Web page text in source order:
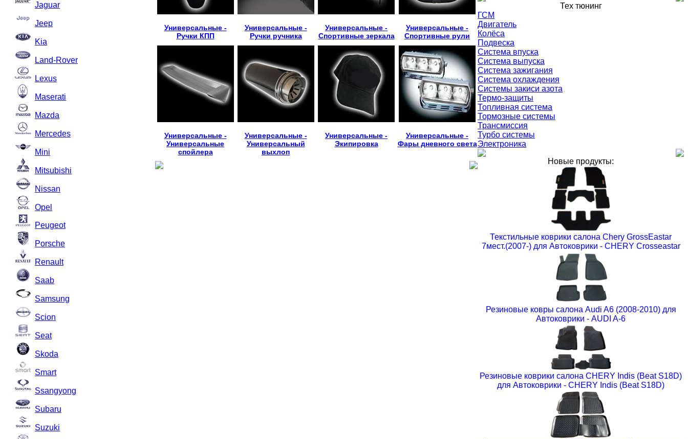
Jaguar
Jeep
Kia
Land-Rover
Lexus
Maserati
Mazda
Mercedes
Mini
Mitsubishi
Nissan
Opel
Peugeot
Porsche
Renault
Saab
Samsung
Scion
Seat
Skoda
Smart
Ssangyong
Subaru
Suzuki
Универсальные -
Ручки КПП
Универсальные -
Ручки ручника
Универсальные -
Спортивные зеркала
Универсальные -
Спортивные рули
Универсальные -
Универсальные
спойлера
Универсальные -
Универсальный
выхлоп
Универсальные -
Экипировка
Универсальные -
Фары дневного света
Тех тюнинг
ГСМ
Двигатель
Колёса
Подвеска
Система впуска
Система выпуска
Система зажигания
Система охлаждения
Системы закиси азота
Термо-защиты
Топливная система
Тормозные системы
Трансмиссия
Турбо системы
Электроника
Новые продукты:
Текстильные коврики салона Chery GrossEastar
7мест.(2007-) для Автоковрики - CHERY Crosseastar
Резиновые ковры салона Audi A6 (2008-2010) для
Автоковрики - AUDI A-6
Резиновые коврики салона CHERY Indis (Beat S18D)
для Автоковрики - CHERY Indis (Beat S18D)